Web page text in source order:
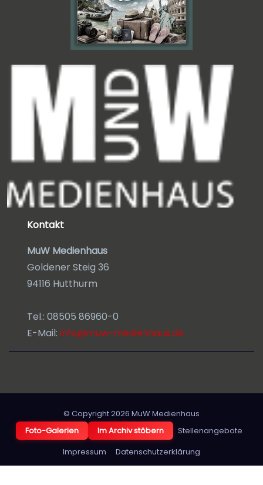
Kontakt
MuW Medienhaus
Goldener Steig 36
94116 Hutthurm
Tel.: 08505 86960-0
E-Mail: info@muw-medienhaus.de
© Copyright 2026 MuW Medienhaus
Foto-Galerien
Im Archiv stöbern
Stellenangebote
Impressum
Datenschutzerklärung